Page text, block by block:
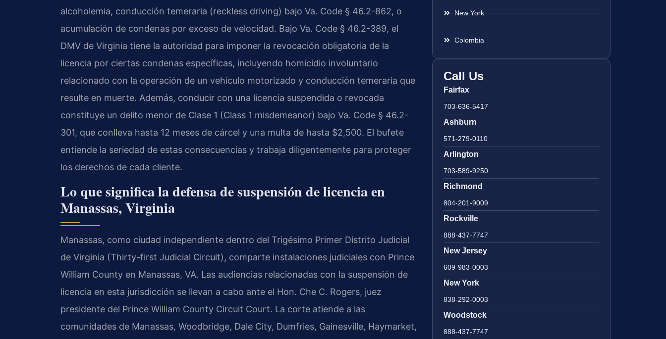
alcoholemia, conducción temeraria (reckless driving) bajo Va. Code § 46.2-862, o
acumulación de condenas por exceso de velocidad. Bajo Va. Code § 46.2-389, el
DMV de Virginia tiene la autoridad para imponer la revocación obligatoria de la
licencia por ciertas condenas específicas, incluyendo homicidio involuntario
relacionado con la operación de un vehículo motorizado y conducción temeraria que
resulte en muerte. Además, conducir con una licencia suspendida o revocada
constituye un delito menor de Clase 1 (Class 1 misdemeanor) bajo Va. Code § 46.2-
301, que conlleva hasta 12 meses de cárcel y una multa de hasta $2,500. El bufete
entiende la seriedad de estas consecuencias y trabaja diligentemente para proteger
los derechos de cada cliente.
Lo que significa la defensa de suspensión de licencia en
Manassas, Virginia
Manassas, como ciudad independiente dentro del Trigésimo Primer Distrito Judicial
de Virginia (Thirty-first Judicial Circuit), comparte instalaciones judiciales con Prince
William County en Manassas, VA. Las audiencias relacionadas con la suspensión de
licencia en esta jurisdicción se llevan a cabo ante el Hon. Che C. Rogers, juez
presidente del Prince William County Circuit Court. La corte atiende a las
comunidades de Manassas, Woodbridge, Dale City, Dumfries, Gainesville, Haymarket,
New York
Colombia
Call Us
Fairfax
703-636-5417
Ashburn
571-279-0110
Arlington
703-589-9250
Richmond
804-201-9009
Rockville
888-437-7747
New Jersey
609-983-0003
New York
838-292-0003
Woodstock
888-437-7747